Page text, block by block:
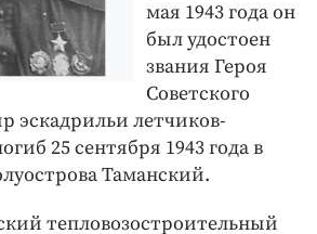
мая 1943 года он
был удостоен
звания Героя
Советского
эскадрильи летчиков-
25 сентября 1943 года в
Таманский.
тепловозостроительный